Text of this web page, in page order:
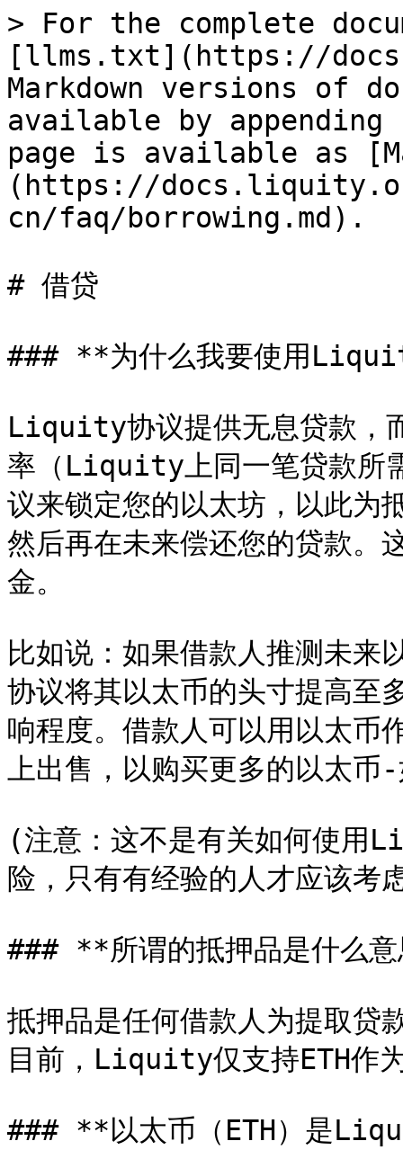
> For the complete
[llms.txt](https://
Markdown versions of
available by
page is available as
(https://
cn/faq/borrowing.md).
# 借贷
### **为什么我要使用
Liquity协议提供无息贷款，
率（Liquity上同一笔贷款所
议来锁定您的以太坊，以此
然后再在未来偿还您的贷款。
金。
比如说：如果借款人推测未来
协议将其以太币的头寸提高至
响程度。借款人可以用以太币
上出售，以购买更多的以太
(注意：这不是有关如何使用
险，只有有经验的人才应该考
### **所谓的抵押品是什么
抵押品是任何借款人为提取贷
目前，Liquity仅支持ETH作
### **以太币（ETH）是